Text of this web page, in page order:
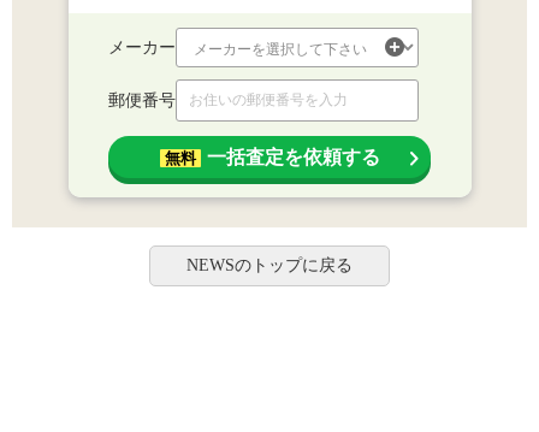
メーカー
郵便番号
無料 一括査定を依頼する
NEWSのトップに戻る